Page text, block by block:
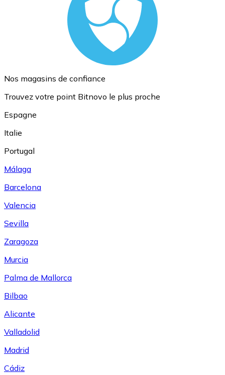
Nos magasins de confiance
Trouvez votre point Bitnovo le plus proche
Espagne
Italie
Portugal
Málaga
Barcelona
Valencia
Sevilla
Zaragoza
Murcia
Palma de Mallorca
Bilbao
Alicante
Valladolid
Madrid
Cádiz